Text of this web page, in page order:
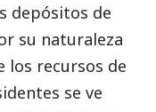
depósitos de
su naturaleza
los recursos de
se ve